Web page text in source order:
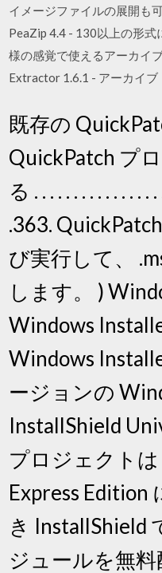
イメージファイルの展開も
PeaZip 4.4 - 130以上の形
様の感覚で使えるアーカイ
Extractor 1.6.1 - アーカイブ
既存の
QuickPatch プ
る . . . . . . . . . . . . . . .
.363.
び実行して、
します。 )
Windows
Windows
ージョンの
InstallShield
プロジェクト
Express Edition
き InstallShield
ジュールを無